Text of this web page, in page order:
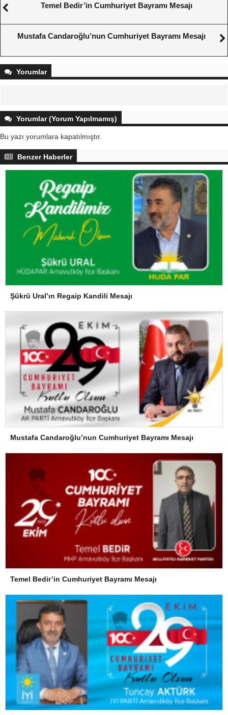
Temel Bedir’in Cumhuriyet Bayramı Mesajı
Mustafa Candaroğlu’nun Cumhuriyet Bayramı Mesajı
Yorumlar
Yorumlar (Yorum Yapılmamış)
Bu yazı yorumlara kapatılmıştır.
Benzer Haberler
Şükrü Ural’ın Regaip Kandili Mesajı
Mustafa Candaroğlu’nun Cumhuriyet Bayramı Mesajı
Temel Bedir’in Cumhuriyet Bayramı Mesajı